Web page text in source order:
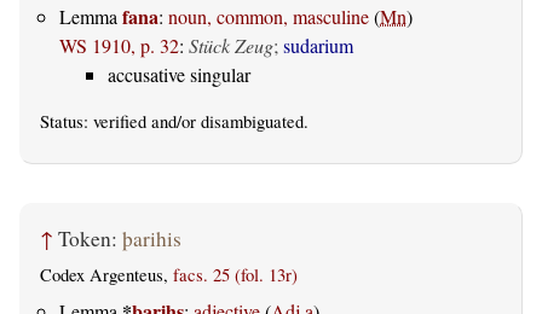
Lemma fana: noun, common, masculine(Mn)
WS 1910, p. 32: Stück Zeug; sudarium
accusative singular
Status: verified and/or disambiguated.
↑ Token: þarihis
Codex Argenteus, facs. 25 (fol. 13r)